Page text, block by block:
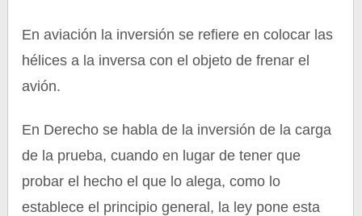
En aviación la inversión se refiere en colocar las
hélices a la inversa con el objeto de frenar el
avión.
En Derecho se habla de la inversión de la carga
de la prueba, cuando en lugar de tener que
probar el hecho el que lo alega, como lo
establece el principio general, la ley pone esta